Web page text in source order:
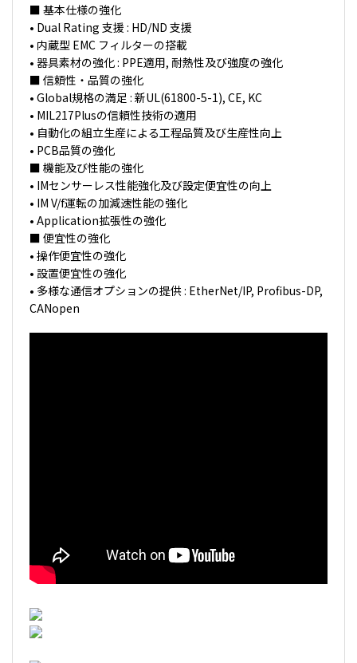
■ 基本仕様の強化
• Dual Rating ⽀援 : HD/ND ⽀援
• 内蔵型 EMC フィルターの搭載
• 器具素材の強化 : PPE適⽤, 耐熱性及び強度の強化
■ 信頼性・品質の強化
• Global規格の満⾜ : 新UL(61800-5-1), CE, KC
• MIL217Plusの信頼性技術の適⽤
• ⾃動化の組⽴⽣産による⼯程品質及び⽣産性向上
• PCB品質の強化
■ 機能及び性能の強化
• IMセンサーレス性能強化及び設定便宜性の向上
• IM V/f運転の加減速性能の強化
• Application拡張性の強化
■ 便宜性の強化
• 操作便宜性の強化
• 設置便宜性の強化
• 多様な通信オプションの提供 : EtherNet/IP, Profibus-DP,
CANopen